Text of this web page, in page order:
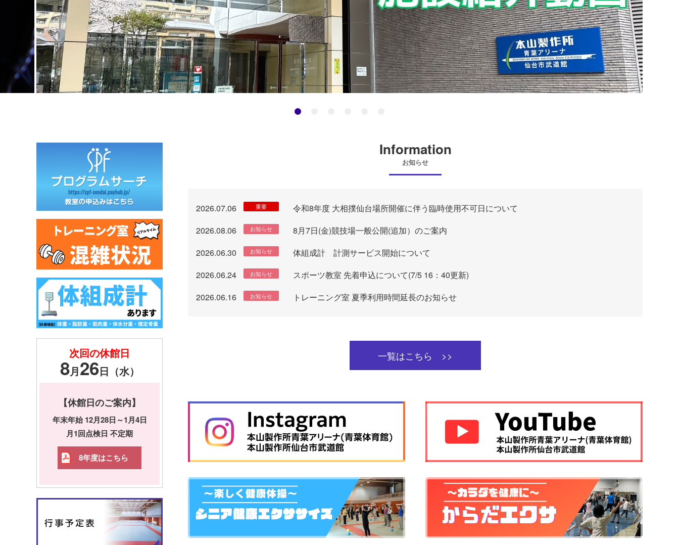
Information
お知らせ
2026.07.06 重要
令和8年度 大相撲仙台場所開催に伴う臨時使用不可日について
2026.08.06
お知らせ
8月7日(金)競技場一般公開(追加）のご案内
2026.06.30
お知らせ
体組成計 計測サービス開始について
2026.06.24
お知らせ
スポーツ教室 先着申込について(7/5 16：40更新)
2026.06.16
お知らせ トレーニング室 夏季利用時間延長のお知らせ
一覧はこちら >>
次回の休館日
8月26日（水）
【休館日のご案内】
年末年始 12月28日～1月4日
月1回点検日 不定期
8年度はこちら